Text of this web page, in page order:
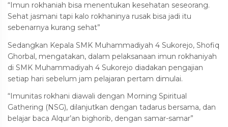
“Imun rokhaniah bisa menentukan kesehatan seseorang.
Sehat jasmani tapi kalo rokhaninya rusak bisa jadi itu
sebenarnya kurang sehat”
Sedangkan Kepala SMK Muhammadiyah 4 Sukorejo, Shofiq
Ghorbal, mengatakan, dalam pelaksanaan imun rokhaniyah
di SMK Muhammadiyah 4 Sukorejo diadakan pengajian
setiap hari sebelum jam pelajaran pertam dimulai.
“Imunitas rokhani diawali dengan Morning Spiritual
Gathering (NSG), dilanjutkan dengan tadarus bersama, dan
belajar baca Alqur’an bighorib, dengan samar-samar”